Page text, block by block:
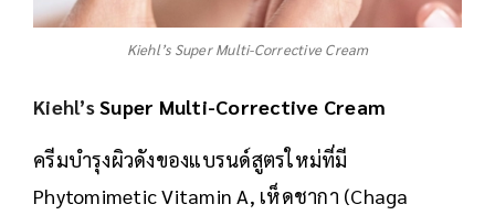
Kiehl’s Super Multi-Corrective Cream
Kiehl’sSuper Multi-Corrective Cream
ครีมบำรุงผิวดังของแบรนด์สูตรใหม่ที่มี
Phytomimetic Vitamin A, เห็ดชากา (Chaga